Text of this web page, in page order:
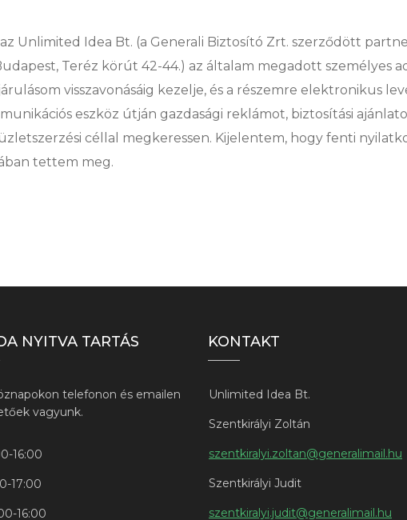
Unlimited Idea Bt. (a Generali Biztosító Zrt. szerződött
Teréz körút 42-44.) az általam megadott személyes
visszavonásáig kezelje, és a részemre elektronikus
eszköz útján gazdasági reklámot, biztosítási
céllal megkeressen. Kijelentem, hogy fenti
tettem meg.
NYITVA TARTÁS
telefonon és emailen
vagyunk.
16:00
17:00
16:00
KONTAKT
Unlimited Idea Bt.
Szentkirályi Zoltán
szentkiralyi.zoltan@generalimail.hu
Szentkirályi Judit
szentkiralyi.judit@generalimail.hu